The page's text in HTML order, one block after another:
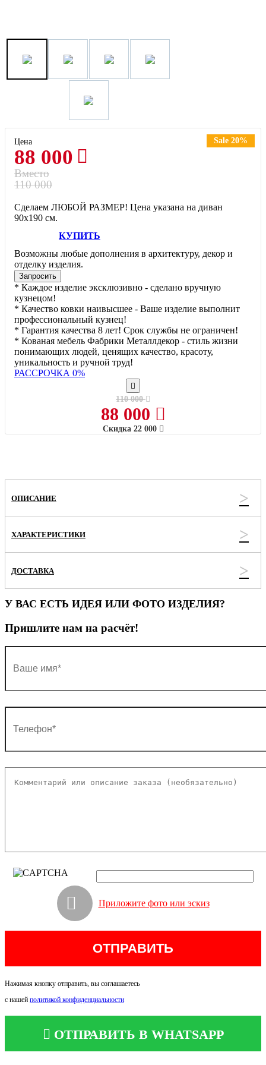
Цена
88 000
Sale 20%
Вместо
110 000
Сделаем ЛЮБОЙ РАЗМЕР! Цена указана на диван
90х190 см.
КУПИТЬ
Возможны любые дополнения в архитектуру, декор и
отделку изделия.
Запросить
* Каждое изделие эксклюзивно - сделано вручную
кузнецом!
* Качество ковки наивысшее - Ваше изделие выполнит
профессиональный кузнец!
* Гарантия качества 8 лет! Срок службы не ограничен!
* Кованая мебель Фабрики Металлдекор - стиль жизни
понимающих людей, ценящих качество, красоту,
уникальность и ручной труд!
РАССРОЧКА 0%
110 000
88 000
Скидка 22 000
ОПИСАНИЕ
ХАРАКТЕРИСТИКИ
ДОСТАВКА
У ВАС ЕСТЬ ИДЕЯ ИЛИ ФОТО ИЗДЕЛИЯ?
Пришлите нам на расчёт!
Приложите фото или эскиз
Нажимая кнопку отправить, вы соглашаетесь
с нашей политикой конфиденциальности
ОТПРАВИТЬ В WHATSAPP